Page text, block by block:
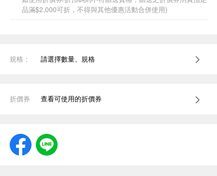
品滿$2,000可折，不得與其他優惠活動合併使用)
規格： 請選擇數量、規格
折價券 查看可使用的折價券